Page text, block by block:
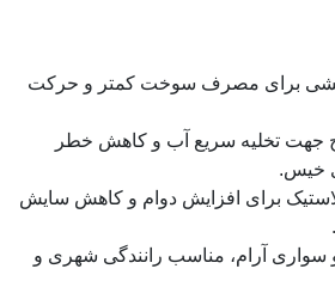
برای مصرف سوخت کمتر و حرکت
جهت تخلیه سریع آب و کاهش خطر
خیس.
برای افزایش دوام و کاهش سایش
سواری آرام، مناسب رانندگی شهری و